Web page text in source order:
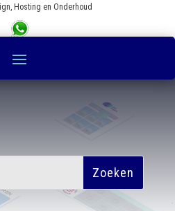
Hosting en Onderhoud